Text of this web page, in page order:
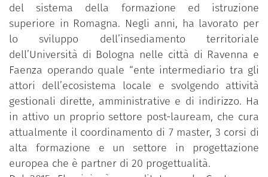
del sistema della formazione ed istruzione
superiore in Romagna. Negli anni, ha lavorato per
lo sviluppo dell’insediamento territoriale
dell’Università di Bologna nelle città di Ravenna e
Faenza operando quale “ente intermediario tra gli
attori dell’ecosistema locale e svolgendo attività
gestionali dirette, amministrative e di indirizzo. Ha
in attivo un proprio settore post-lauream, che cura
attualmente il coordinamento di 7 master, 3 corsi di
alta formazione e un settore in progettazione
europea che è partner di 20 progettualità.